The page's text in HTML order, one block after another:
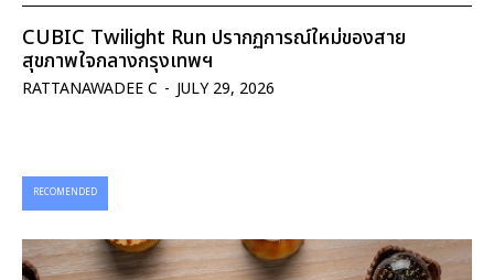
CUBIC Twilight Run ปรากฏการณ์ใหม่ของสาย
สุขภาพใจกลางกรุงเทพฯ
RATTANAWADEE C - JULY 29, 2026
RECOMENDED